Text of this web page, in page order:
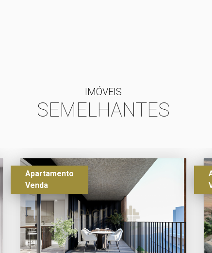
IMÓVEIS
SEMELHANTES
Apartamento
Venda